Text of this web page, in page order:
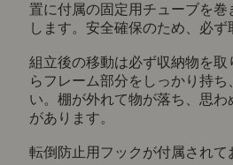
置に付属の固定用チューブを
します。安全確保のため、必ず
組立後の移動は必ず収納物を
らフレーム部分をしっかり持
い。棚が外れて物が落ち、思
があります。
転倒防止用フックが付属されて